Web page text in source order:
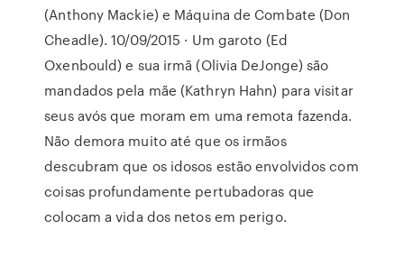
(Anthony Mackie) e Máquina de Combate (Don
Cheadle). 10/09/2015 · Um garoto (Ed
Oxenbould) e sua irmã (Olivia DeJonge) são
mandados pela mãe (Kathryn Hahn) para visitar
seus avós que moram em uma remota fazenda.
Não demora muito até que os irmãos
descubram que os idosos estão envolvidos com
coisas profundamente pertubadoras que
colocam a vida dos netos em perigo.